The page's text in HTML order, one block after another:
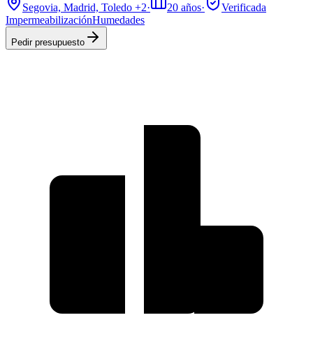
Segovia, Madrid, Toledo +2· 20 años·
Verificada
ImpermeabilizaciónHumedades
Pedir presupuesto